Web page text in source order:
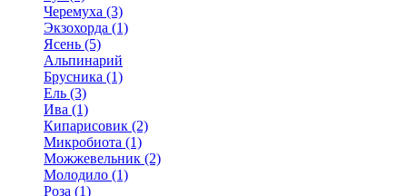
Черемуха (3)
Экзохорда (1)
Ясень (5)
Альпинарий
Брусника (1)
Ель (3)
Ива (1)
Кипарисовик (2)
Микробиота (1)
Можжевельник (2)
Молодило (1)
Роза (1)